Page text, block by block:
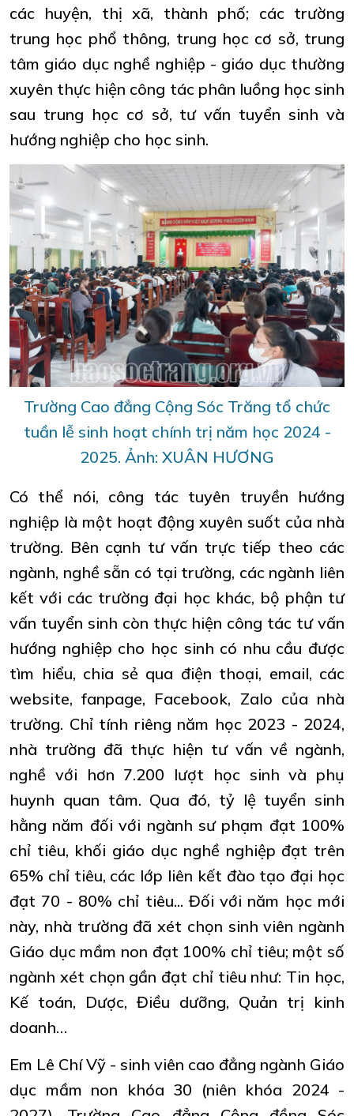
các huyện, thị xã, thành phố; các trường
trung học phổ thông, trung học cơ sở, trung
tâm giáo dục nghề nghiệp - giáo dục thường
xuyên thực hiện công tác phân luồng học sinh
sau trung học cơ sở, tư vấn tuyển sinh và
hướng nghiệp cho học sinh.
Trường Cao đẳng Cộng Sóc Trăng tổ chức
tuần lễ sinh hoạt chính trị năm học 2024 -
2025. Ảnh: XUÂN HƯƠNG
Có thể nói, công tác tuyên truyền hướng
nghiệp là một hoạt động xuyên suốt của nhà
trường. Bên cạnh tư vấn trực tiếp theo các
ngành, nghề sẵn có tại trường, các ngành liên
kết với các trường đại học khác, bộ phận tư
vấn tuyển sinh còn thực hiện công tác tư vấn
hướng nghiệp cho học sinh có nhu cầu được
tìm hiểu, chia sẻ qua điện thoại, email, các
website, fanpage, Facebook, Zalo của nhà
trường. Chỉ tính riêng năm học 2023 - 2024,
nhà trường đã thực hiện tư vấn về ngành,
nghề với hơn 7.200 lượt học sinh và phụ
huynh quan tâm. Qua đó, tỷ lệ tuyển sinh
hằng năm đối với ngành sư phạm đạt 100%
chỉ tiêu, khối giáo dục nghề nghiệp đạt trên
65% chỉ tiêu, các lớp liên kết đào tạo đại học
đạt 70 - 80% chỉ tiêu... Đối với năm học mới
này, nhà trường đã xét chọn sinh viên ngành
Giáo dục mầm non đạt 100% chỉ tiêu; một số
ngành xét chọn gần đạt chỉ tiêu như: Tin học,
Kế toán, Dược, Điều dưỡng, Quản trị kinh
doanh…
Em Lê Chí Vỹ - sinh viên cao đẳng ngành Giáo
dục mầm non khóa 30 (niên khóa 2024 -